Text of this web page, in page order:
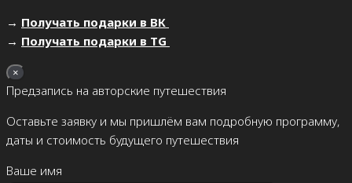
→ Получать подарки в ВК
→ Получать подарки в TG
×
Предзапись на авторские путешествия
Оставьте заявку и мы пришлём вам подробную программу,
даты и стоимость будущего путешествия
Ваше имя